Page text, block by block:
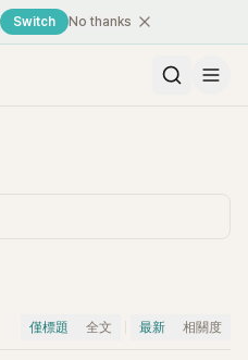
Switch No thanks
僅標題 全文 最新 相關度